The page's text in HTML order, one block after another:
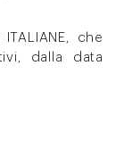
che
dalla data